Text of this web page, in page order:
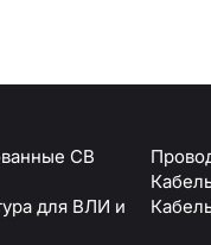
СВ
для ВЛИ и ВЛЗ
Кабель